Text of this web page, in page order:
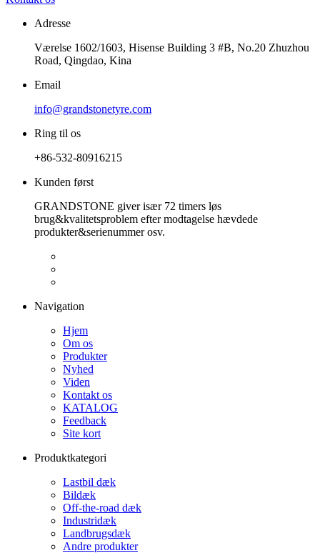
Adresse
Værelse 1602/1603, Hisense Building 3 #B, No.20 Zhuzhou
Road, Qingdao, Kina
Email
info@grandstonetyre.com
Ring til os
+86-532-80916215
Kunden først
GRANDSTONE giver især 72 timers løs
brug&kvalitetsproblem efter modtagelse hævdede
produkter&serienummer osv.
Navigation
Hjem
Om os
Produkter
Nyhed
Viden
Kontakt os
KATALOG
Feedback
Site kort
Produktkategori
Lastbil dæk
Bildæk
Off-the-road dæk
Industridæk
Landbrugsdæk
Andre produkter